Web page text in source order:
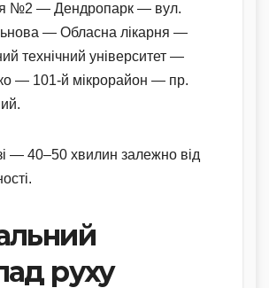
№2 — Дендропарк — вул.
— Обласна лікарня —
технічний університет —
— 101-й мікрорайон — пр.
— 40–50 хвилин залежно від
руху